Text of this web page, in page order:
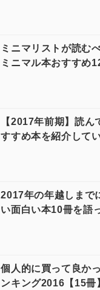
ミニマリストが読む
ミニマル本おすすめ
【2017年前期】読ん
すすめ本を紹介して
2017年の年越しまで
い面白い本10冊を語
個人的に買って良か
ンキング2016【15冊